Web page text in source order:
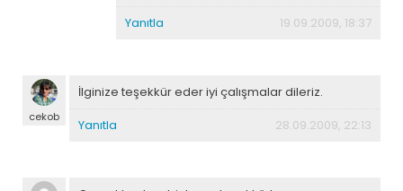
Yanıtla
19.09.2009, 18:37
cekob
İlginize teşekkür eder iyi çalışmalar dileriz.
Yanıtla
28.09.2009, 22:13